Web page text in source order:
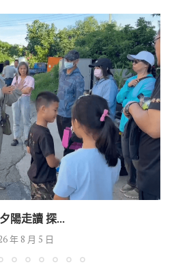
陽走讀 探...
年 8 月 5 日